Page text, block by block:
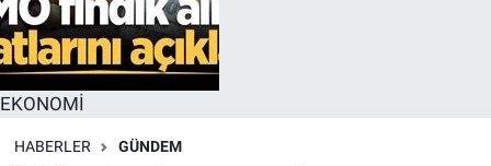
EKONOMİ
HABERLER GÜNDEM